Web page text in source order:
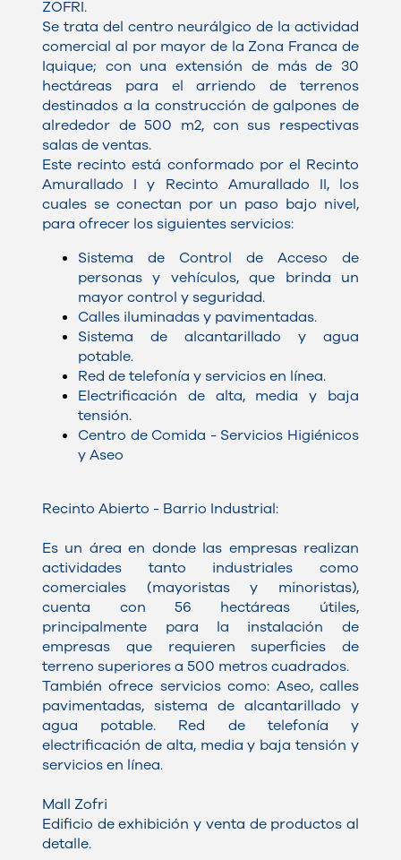
ZOFRI.
Se trata del centro neurálgico de la actividad
comercial al por mayor de la Zona Franca de
Iquique; con una extensión de más de 30
hectáreas para el arriendo de terrenos
destinados a la construcción de galpones de
alrededor de 500 m2, con sus respectivas
salas de ventas.
Este recinto está conformado por el Recinto
Amurallado I y Recinto Amurallado II, los
cuales se conectan por un paso bajo nivel,
para ofrecer los siguientes servicios:
Sistema de Control de Acceso de
personas y vehículos, que brinda un
mayor control y seguridad.
Calles iluminadas y pavimentadas.
Sistema de alcantarillado y agua
potable.
Red de telefonía y servicios en línea.​
Electrificación de alta, media y baja
tensión.
Centro de Comida - Servicios Higiénicos
y Aseo
Recinto Abierto - Barrio Industrial:
Es un área en donde las empresas realizan
actividades tanto industriales como
comerciales (mayoristas y minoristas),
cuenta con 56 hectáreas útiles,
principalmente para la instalación de
empresas que requieren superficies de
terreno superiores a 500 metros cuadrados.
También ofrece servicios como: Aseo, calles
pavimentadas, sistema de alcantarillado y
agua potable. Red de telefonía y
electrificación de alta, media y baja tensión y
servicios en línea.
Mall Zofri
Edificio de exhibición y venta de productos al
detalle.